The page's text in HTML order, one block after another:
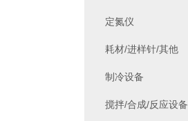
定氮仪
耗材/进样针/其他
制冷设备
搅拌/合成/反应设备